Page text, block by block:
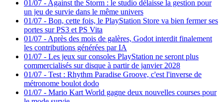
01/07 - Against the Storm : le studio délaisse la gestion pour
un jeu de survie dans le même univers
01/07 - Bon, cette fois, le PlayStation Store va bien fermer ses
portes sur PS3 et PS Vita
01/07 - Après des mois de galères, Godot interdit finalement
les contributions générées par IA
01/07 - Les jeux sur consoles PlayStation ne seront plus
commercialisés sur disque à partir de janvier 2028
01/07 - Test : Rhythm Paradise Groove, c'est l'inverse de
métronome boulot dodo
01/07 - Mario Kart World gagne deux nouvelles courses pour